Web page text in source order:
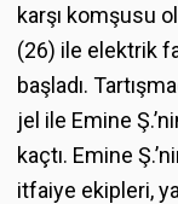
karşı komşusu
(26) ile elektrik
başladı.
jel ile Emine
kaçtı. Emine
itfaiye ekipleri,